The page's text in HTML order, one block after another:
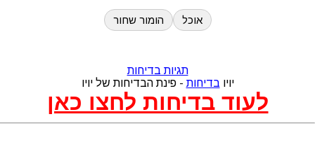
אוכל הומור שחור
תגיות בדיחות
יויו בדיחות- פינת הבדיחות של יויו
לעוד בדיחות לחצו כאן